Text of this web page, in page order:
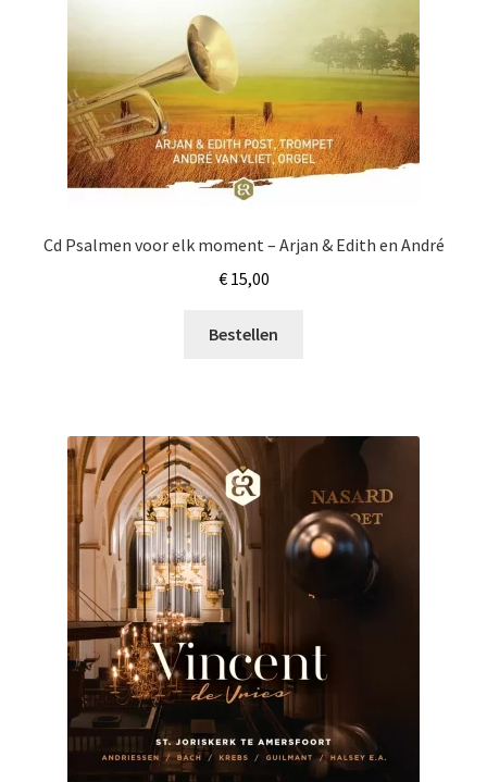
Cd Psalmen voor elk moment – Arjan & Edith en André
€15,00
Bestellen